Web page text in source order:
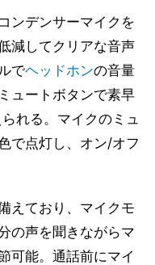
ンデンサーマイクを
減してクリアな音声
でヘッドホンの音量
ュートボタンで素早
れる。マイクのミュ
で点灯し、オン/オフ
えており、マイクモ
の声を聞きながらマ
可能。通話前にマイ